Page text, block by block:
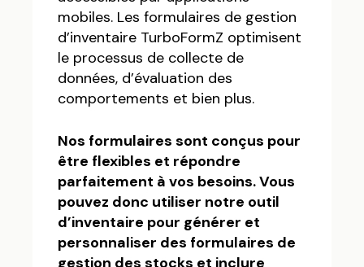
mobiles. Les formulaires de gestion
d’inventaire TurboFormZ optimisent
le processus de collecte de
données, d’évaluation des
comportements et bien plus.
Nos formulaires sont conçus pour
être flexibles et répondre
parfaitement à vos besoins. Vous
pouvez donc utiliser notre outil
d’inventaire pour générer et
personnaliser des formulaires de
gestion des stocks et inclure